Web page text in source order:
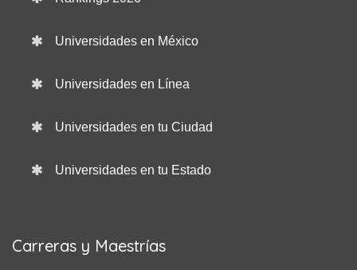
Universidades en México
Universidades en Línea
Universidades en tu Ciudad
Universidades en tu Estado
Carreras y Maestrías